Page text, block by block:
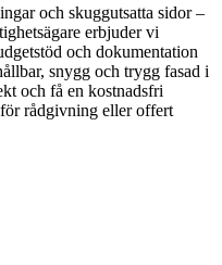
och skuggutsatta sidor –
erbjuder vi
och dokumentation
snygg och trygg fasad i
och få en kostnadsfri
rådgivning eller offert